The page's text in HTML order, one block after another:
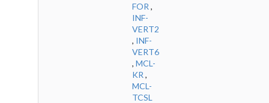
FOR ,
INF-
VERT2
, INF-
VERT6
, MCL-
KR ,
MCL-
TCSL